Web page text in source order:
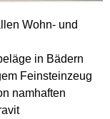
Wohn- und
in Bädern
Feinsteinzeug
namhaften